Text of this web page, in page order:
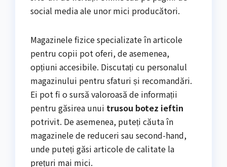
social media ale unor mici producători.
Magazinele fizice specializate în articole
pentru copii pot oferi, de asemenea,
opțiuni accesibile. Discutați cu personalul
magazinului pentru sfaturi și recomandări.
Ei pot fi o sursă valoroasă de informații
pentru găsirea unui trusou botez ieftin
potrivit. De asemenea, puteți căuta în
magazinele de reduceri sau second-hand,
unde puteți găsi articole de calitate la
prețuri mai mici.